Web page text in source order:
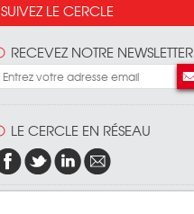
SUIVEZ LE CERCLE
RECEVEZ NOTRE NEWSLETTER
LE CERCLE EN RÉSEAU